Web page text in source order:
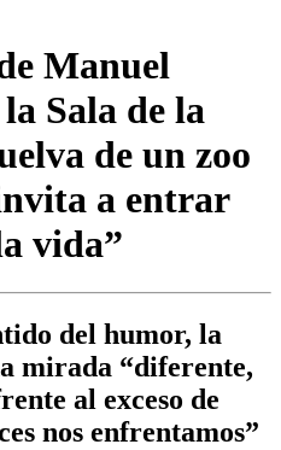
Manuel
Sala de la
de un zoo
a entrar
vida”
del humor, la
mirada “diferente,
al exceso de
nos enfrentamos”